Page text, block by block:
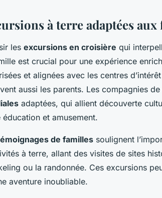
à terre adaptées
les excursions en croisière qui
est crucial pour une expérience
et alignées avec les centres
aussi les parents. Les compagnies
adaptées, qui allient découverte
éducation et amusement.
de familles soulignent
à terre, allant des visites de sites
ou la randonnée. Ces excursions
aventure inoubliable.